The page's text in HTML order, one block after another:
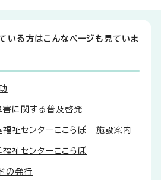
いる方はこんなページも見ていま
に関する普及啓発
祉センターここらぼ 施設案内
祉センターここらぼ
の発行